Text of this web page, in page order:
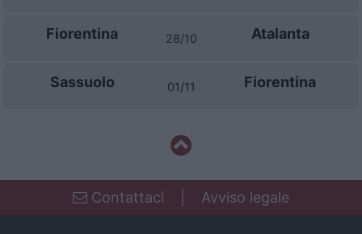
Fiorentina 28/10 Atalanta
Sassuolo 01/11 Fiorentina
Contattaci Avviso legale